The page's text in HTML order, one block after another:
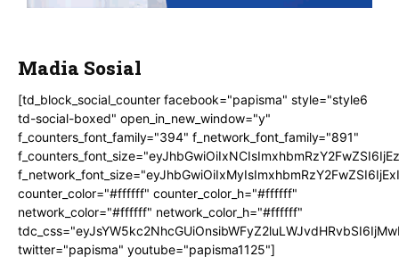
Madia Sosial
[td_block_social_counter facebook="papisma" style="style6
td-social-boxed" open_in_new_window="y"
f_counters_font_family="394" f_network_font_family="891"
counter_color="#ffffff" counter_color_h="#ffffff"
network_color="#ffffff" network_color_h="#ffffff"
twitter="papisma" youtube="papisma1125"]